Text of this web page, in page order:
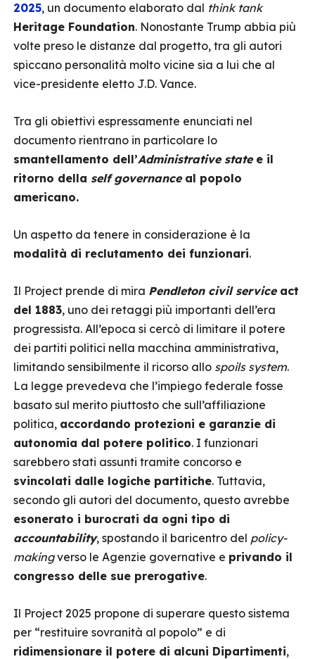
2025, un documento elaborato dal think tank
Heritage Foundation. Nonostante Trump abbia più
volte preso le distanze dal progetto, tra gli autori
spiccano personalità molto vicine sia a lui che al
vice-presidente eletto J.D. Vance.
Tra gli obiettivi espressamente enunciati nel
documento rientrano in particolare lo
smantellamento dell’Administrative statee il
ritorno della self governanceal popolo
americano.
Un aspetto da tenere in considerazione è la
modalità di reclutamento dei funzionari.
Il Project prende di mira Pendleton civil serviceact
del 1883, uno dei retaggi più importanti dell’era
progressista. All’epoca si cercò di limitare il potere
dei partiti politici nella macchina amministrativa,
limitando sensibilmente il ricorso allo spoils system.
La legge prevedeva che l’impiego federale fosse
basato sul merito piuttosto che sull’affiliazione
politica, accordando protezioni e garanzie di
autonomia dal potere politico. I funzionari
sarebbero stati assunti tramite concorso e
svincolati dalle logiche partitiche. Tuttavia,
secondo gli autori del documento, questo avrebbe
esonerato i burocrati da ogni tipo di
accountability, spostando il baricentro del policy-
makingverso le Agenzie governative e privando il
congresso delle sue prerogative.
Il Project 2025 propone di superare questo sistema
per “restituire sovranità al popolo” e di
ridimensionare il potere di alcuni Dipartimenti,